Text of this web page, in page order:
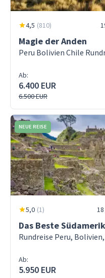
4,5 (810)
Magie der Anden
Peru Bolivien Chile
Ab:
6.400 EUR
6.500 EUR
NEUE REISE
5,0 (1)
Das Beste
Rundreise Peru,
Ab:
5.950 EUR